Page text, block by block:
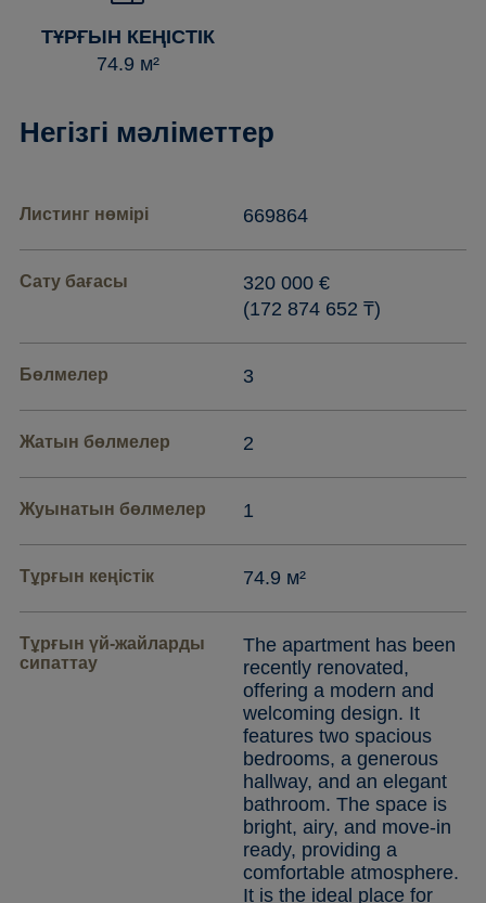
ТҰРҒЫН КЕҢІСТІК
74.9 м²
Негізгі мәліметтер
Листинг нөмірі 669864
Сату бағасы
320 000 €
(172 874 652 ₸)
Бөлмелер 3
Жатын бөлмелер 2
Жуынатын бөлмелер 1
Тұрғын кеңістік 74.9 м²
Тұрғын үй-жайларды
сипаттау
The apartment has been
recently renovated,
offering a modern and
welcoming design. It
features two spacious
bedrooms, a generous
hallway, and an elegant
bathroom. The space is
bright, airy, and move-in
ready, providing a
comfortable atmosphere.
It is the ideal place for